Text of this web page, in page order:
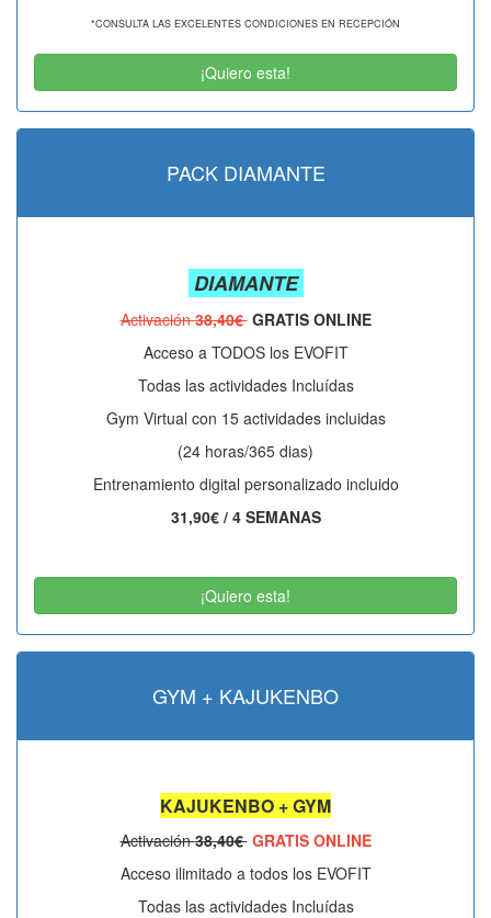
*CONSULTA LAS EXCELENTES CONDICIONES EN RECEPCIÓN
¡Quiero esta!
PACK DIAMANTE
DIAMANTE
Activación38,40€ GRATIS ONLINE
Acceso a TODOS los EVOFIT
Todas las actividades Incluídas
Gym Virtual con 15 actividades incluidas
(24 horas/365 dias)
Entrenamiento digital personalizado incluido
31,90€ / 4 SEMANAS
¡Quiero esta!
GYM + KAJUKENBO
KAJUKENBO + GYM
Activación38,40€ GRATIS ONLINE
Acceso ilimitado a todos los EVOFIT
Todas las actividades Incluídas